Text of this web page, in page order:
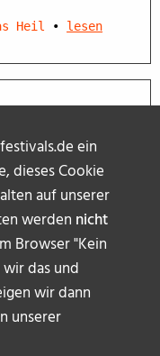
ein
dieses Cookie
auf unserer
werden nicht
Browser "Kein
das und
wir dann
unserer
Heil • lesen